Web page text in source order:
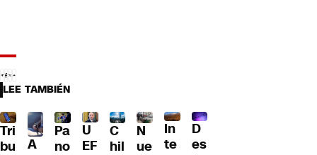
LEE TAMBIÉN
Tri
bu
A
Pa
no
U
EF
C
hil
N
ue
In
te
D
es